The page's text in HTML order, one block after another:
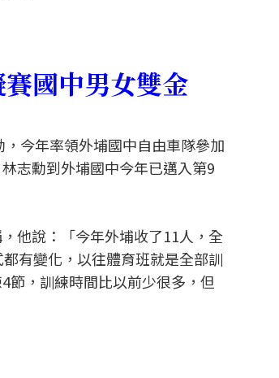
國中男女雙金
今年率領外埔國中自由車隊參加
志勳到外埔國中今年已邁入第9
他說：「今年外埔收了11人，全
有變化，以往體育班就是全部訓
節，訓練時間比以前少很多，但